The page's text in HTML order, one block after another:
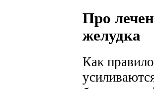
Про
желудка
Как